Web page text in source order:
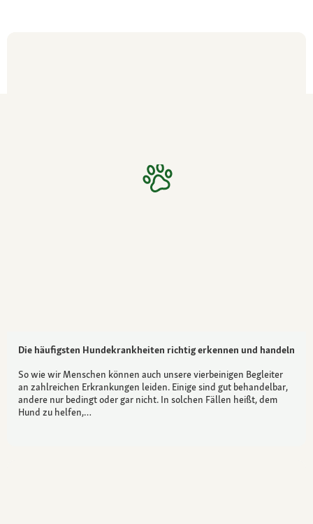
Die häufigsten Hundekrankheiten richtig erkennen und handeln
So wie wir Menschen können auch unsere vierbeinigen Begleiter
an zahlreichen Erkrankungen leiden. Einige sind gut behandelbar,
andere nur bedingt oder gar nicht. In solchen Fällen heißt, dem
Hund zu helfen,…